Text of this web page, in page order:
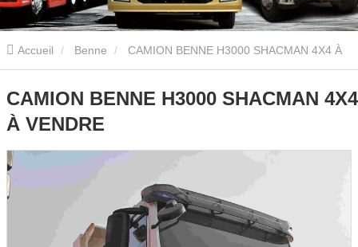
Accueil Benne
CAMION BENNE H3000 SHACMAN 4X4
À VENDRE